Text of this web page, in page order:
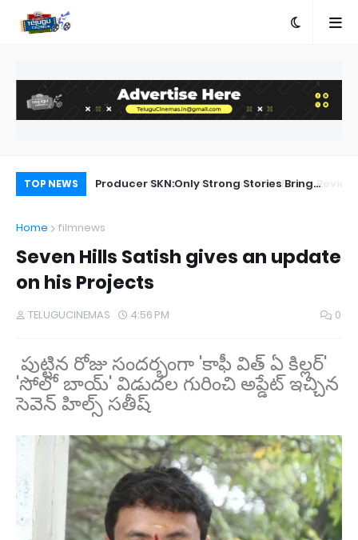
TOP NEWS
Review
Producer SKN:Only Strong Stories Bring
Home filmnews
Seven Hills Satish gives an update
on his Projects
TELUGUCINEMAS 4:56 PM 0
పుట్టిన రోజు సందర్భంగా 'కాఫీ విత్ ఏ కిల్లర్'
'సోలో బాయ్' విడుదల గురించి అప్డేట్ ఇచ్చిన
సెవెన్ హిల్స్ సతీష్